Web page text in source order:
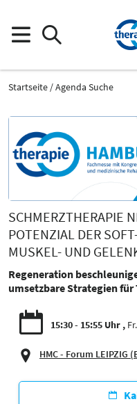
Startseite
Agenda Suche
SCHMERZTHERAPIE
POTENZIAL DER
MUSKEL- UND
Regeneration
umsetzbare Strategien für
15:30 - 15:55 Uhr
HMC - Forum LEIPZIG